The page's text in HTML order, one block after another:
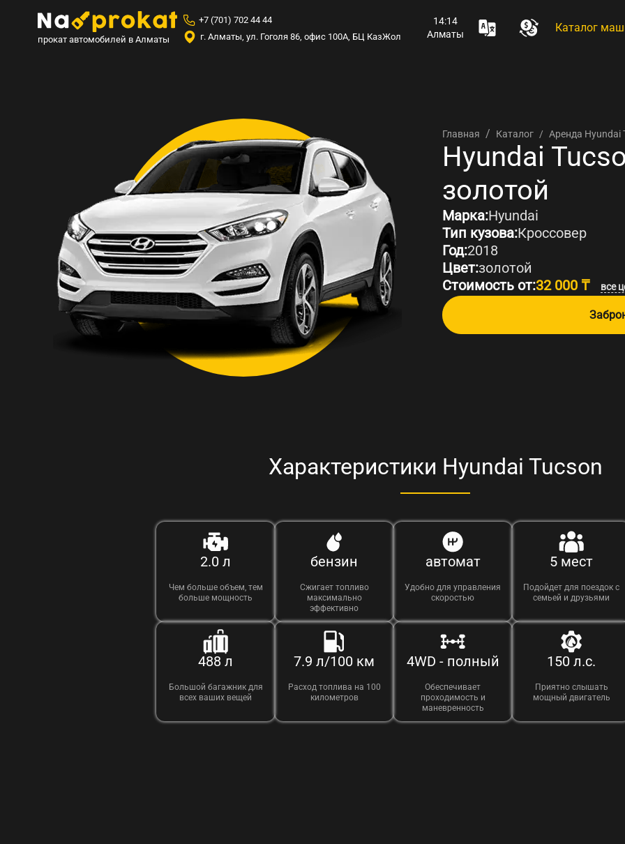
прокат автомобилей в Алматы
+7 (701) 702 44 44
г. Алматы, ул. Гоголя 86, офис 100А, БЦ КазЖол
14:14
Алматы
Каталог
Главная Каталог Аренда Hyundai
Аренда
Hyundai
золотой
Марка:Hyundai
Тип кузова:Кроссовер
Год:2018
Цвет:золотой
Стоимость от:32 000 ₸ все
Характеристики Hyundai Tucson
2.0 л
Чем больше объем, тем
больше мощность
бензин
Сжигает топливо
максимально
эффективно
автомат
Удобно для управления
скоростью
5 мест
Подойдет для поездок с
семьей и друзьями
488 л
Большой багажник для
всех ваших вещей
7.9 л/100 км
Расход топлива на 100
километров
4WD - полный
Обеспечивает
проходимость и
маневренность
150 л.с.
Приятно слышать
мощный двигатель